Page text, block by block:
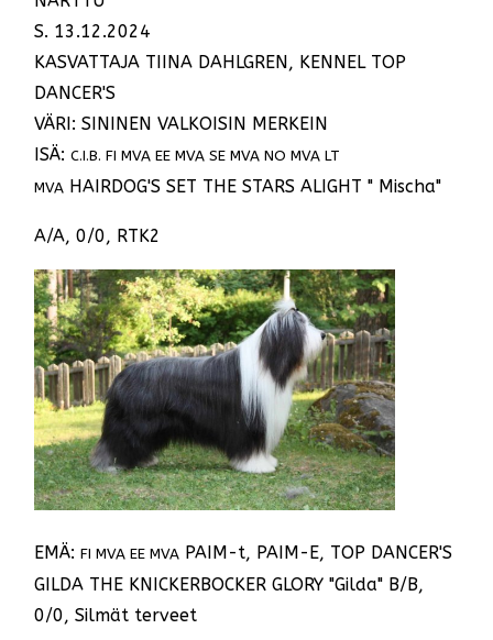
S. 13.12.2024
KASVATTAJA TIINA DAHLGREN, KENNEL TOP
DANCER'S
VÄRI: SININEN VALKOISIN MERKEIN
ISÄ:C.I.B. FI MVA EE MVA SE MVA NO MVA LT
MVA HAIRDOG'S SET THE STARS ALIGHT " Mischa"
A/A, 0/0, RTK2
EMÄ: FI MVA EE MVA PAIM-t, PAIM-E, TOP DANCER'S
GILDA THE KNICKERBOCKER GLORY "Gilda" B/B,
0/0, Silmät terveet